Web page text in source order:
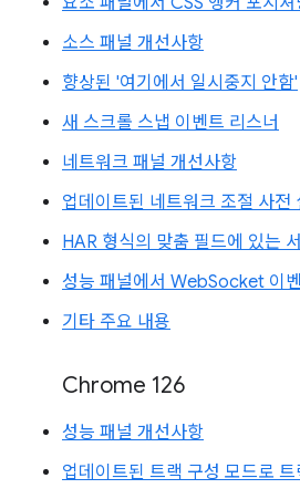
소스 패널 개선사항
향상된 '여기에서 일시중지 안함'
새 스크롤 스냅 이벤트 리스너
네트워크 패널 개선사항
업데이트된 네트워크 조절 사전
HAR 형식의 맞춤 필드에 있는
성능 패널에서 WebSocket 이
기타 주요 내용
Chrome 126
성능 패널 개선사항
업데이트된 트랙 구성 모드로 트